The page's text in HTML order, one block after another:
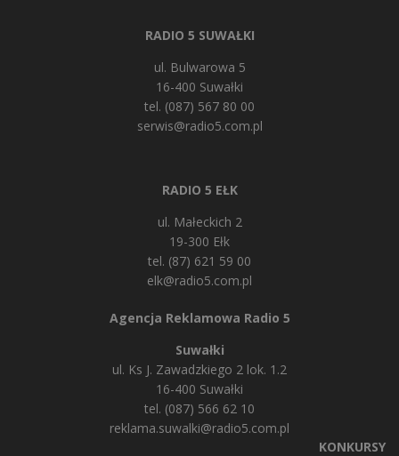
RADIO 5 SUWAŁKI
ul. Bulwarowa 5
16-400 Suwałki
tel. (087) 567 80 00
serwis@radio5.com.pl
RADIO 5 EŁK
ul. Małeckich 2
19-300 Ełk
tel. (87) 621 59 00
elk@radio5.com.pl
Agencja Reklamowa Radio 5
Suwałki
ul. Ks J. Zawadzkiego 2 lok. 1.2
16-400 Suwałki
tel. (087) 566 62 10
reklama.suwalki@radio5.com.pl
KONKURSY